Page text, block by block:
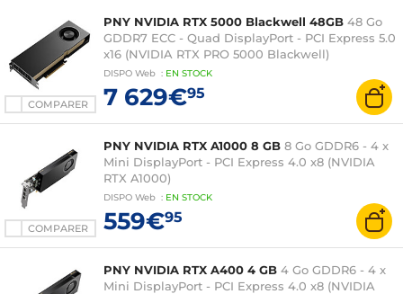
COMPARER
PNY NVIDIA RTX 5000 Blackwell 48GB 48 Go
GDDR7 ECC - Quad DisplayPort - PCI Express 5.0
x16 (NVIDIA RTX PRO 5000 Blackwell)
DISPO Web : EN STOCK
7 629€95
COMPARER
PNY NVIDIA RTX A1000 8 GB 8 Go GDDR6 - 4 x
Mini DisplayPort - PCI Express 4.0 x8 (NVIDIA
RTX A1000)
DISPO Web : EN STOCK
559€95
PNY NVIDIA RTX A400 4 GB 4 Go GDDR6 - 4 x
Mini DisplayPort - PCI Express 4.0 x8 (NVIDIA